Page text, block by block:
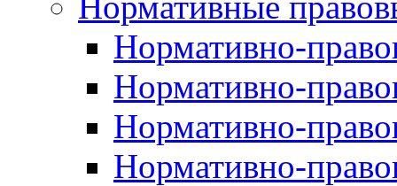
Нормативно-
Нормативно-
Нормативно-
Нормативно-